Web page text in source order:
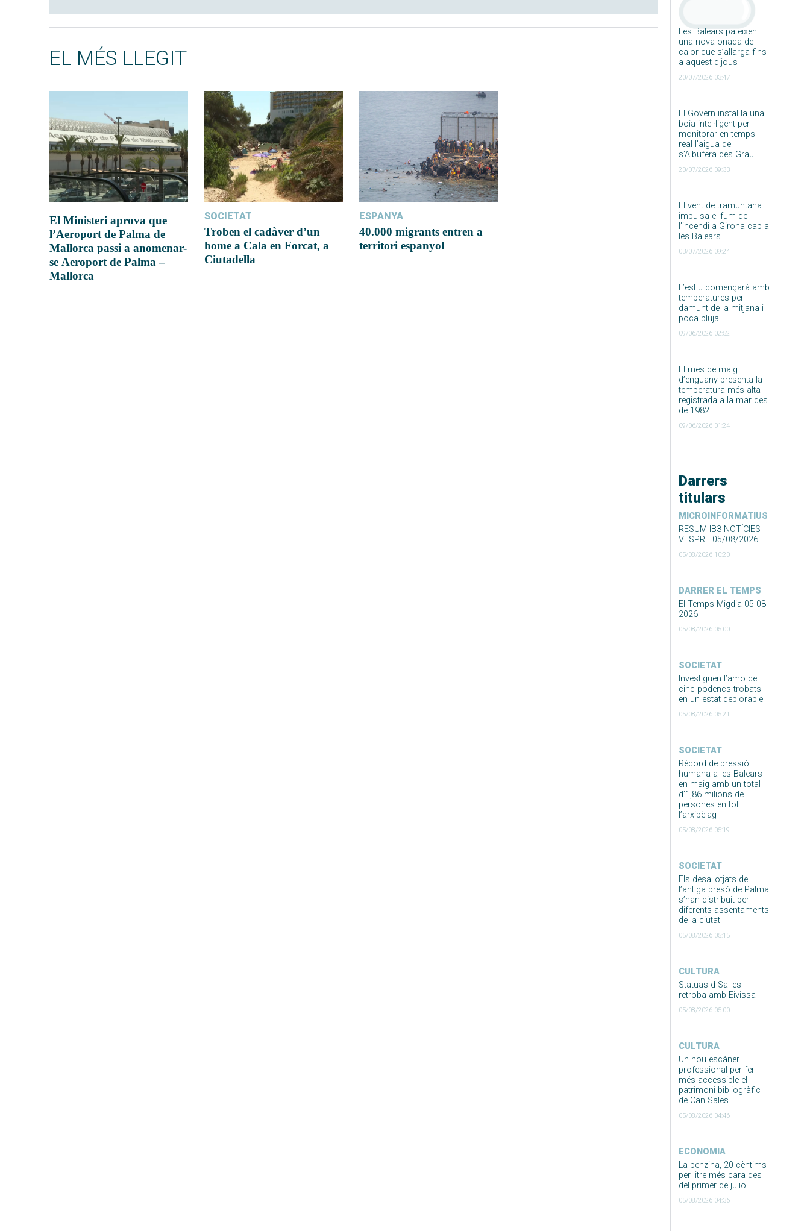
Les Balears pateixen
una nova onada de
calor que s’allarga fins
a aquest dijous
20/07/2026 03:47
El Govern instal·la una
boia intel·ligent per
monitorar en temps
real l’aigua de
s’Albufera des Grau
20/07/2026 09:33
El vent de tramuntana
impulsa el fum de
l’incendi a Girona cap a
les Balears
03/07/2026 09:24
L’estiu començarà amb
temperatures per
damunt de la mitjana i
poca pluja
09/06/2026 02:52
El mes de maig
d’enguany presenta la
temperatura més alta
registrada a la mar des
de 1982
09/06/2026 01:24
Darrers
titulars
MICROINFORMATIUS
RESUM IB3 NOTÍCIES
VESPRE 05/08/2026
05/08/2026 10:20
DARRER EL TEMPS
El Temps Migdia 05-08-
2026
05/08/2026 05:00
SOCIETAT
Investiguen l’amo de
cinc podencs trobats
en un estat deplorable
05/08/2026 05:21
SOCIETAT
Rècord de pressió
humana a les Balears
en maig amb un total
d’1,86 milions de
persones en tot
l’arxipèlag
05/08/2026 05:19
SOCIETAT
Els desallotjats de
l’antiga presó de Palma
s’han distribuit per
diferents assentaments
de la ciutat
05/08/2026 05:15
CULTURA
Statuas d Sal es
retroba amb Eivissa
05/08/2026 05:00
CULTURA
Un nou escàner
professional per fer
més accessible el
patrimoni bibliogràfic
de Can Sales
05/08/2026 04:46
ECONOMIA
La benzina, 20 cèntims
per litre més cara des
del primer de juliol
05/08/2026 04:36
EL MÉS LLEGIT
El Ministeri aprova que
l’Aeroport de Palma de
Mallorca passi a anomenar-
se Aeroport de Palma –
Mallorca
SOCIETAT
Troben el cadàver d’un
home a Cala en Forcat, a
Ciutadella
ESPANYA
40.000 migrants entren a
territori espanyol